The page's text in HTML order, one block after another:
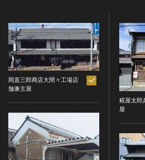
全国の美術館・博物館
世界遺産
無形文化遺産
動画で見る無形の文化財
お知らせ
ヘルプ
このサイ
関連サイ
サイトマ
サイトの
文化遺産データベース
国指定文化財等データベース
岡直三郎商店大間々工場店
舗兼主屋
糀屋太郎
屋
制作者名
時代を選択
旧石器 [日本]
縄文 [日本]
弥生 [日本]
古墳 [日本]
分野
分野を選択
建造物
所在地（都道府県）